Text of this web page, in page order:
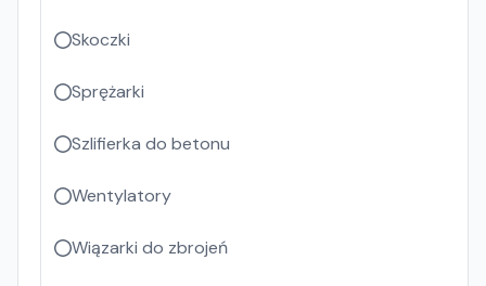
Skoczki
Sprężarki
Szlifierka do betonu
Wentylatory
Wiązarki do zbrojeń